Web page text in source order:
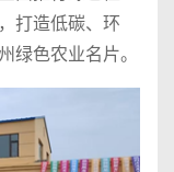
打造低碳、环
绿色农业名片。